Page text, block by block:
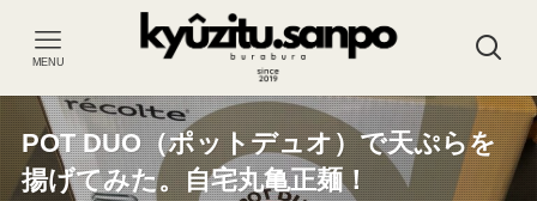
MENU
POT DUO（ポットデュオ）で天ぷらを
揚げてみた。自宅丸亀正麺！